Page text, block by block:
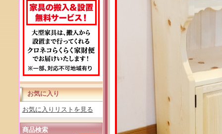
お気に入り
お気に入りリストを見る
商品検索